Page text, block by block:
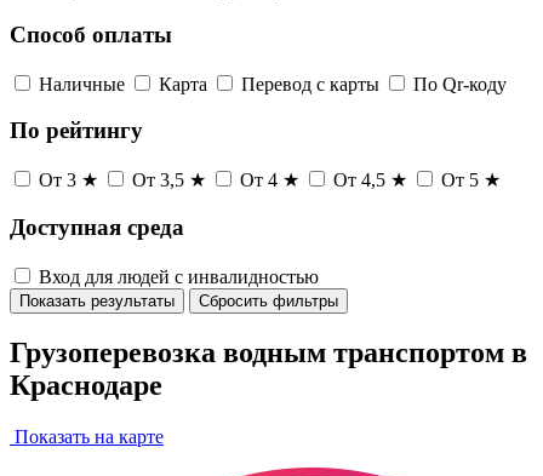
Способ оплаты
Наличные Карта Перевод с карты По Qr-коду
По рейтингу
От 3 ★ От 3,5 ★ От 4 ★ От 4,5 ★ От 5 ★
Доступная среда
Вход для людей с инвалидностью
Показать результаты Сбросить фильтры
Грузоперевозка водным транспортом в
Краснодаре
Показать на карте